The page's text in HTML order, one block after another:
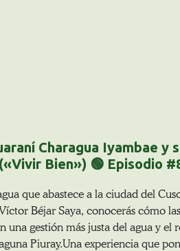
Charagua Iyambae y
Bien») 🟢 Episodio
que abastece a la ciudad del
Béjar Saya, conocerás cómo
una gestión más justa del agua y el
Piuray.Una experiencia que